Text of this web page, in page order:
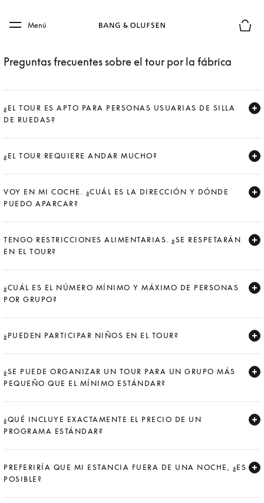
Skip to main footer
Menú
Preguntas frecuentes sobre el tour por la fábrica
¿EL TOUR ES APTO PARA PERSONAS USUARIAS DE SILLA
DE RUEDAS?
¿EL TOUR REQUIERE ANDAR MUCHO?
VOY EN MI COCHE. ¿CUÁL ES LA DIRECCIÓN Y DÓNDE
PUEDO APARCAR?
TENGO RESTRICCIONES ALIMENTARIAS. ¿SE RESPETARÁN
EN EL TOUR?
¿CUÁL ES EL NÚMERO MÍNIMO Y MÁXIMO DE PERSONAS
POR GRUPO?
¿PUEDEN PARTICIPAR NIÑOS EN EL TOUR?
¿SE PUEDE ORGANIZAR UN TOUR PARA UN GRUPO MÁS
PEQUEÑO QUE EL MÍNIMO ESTÁNDAR?
¿QUÉ INCLUYE EXACTAMENTE EL PRECIO DE UN
PROGRAMA ESTÁNDAR?
PREFERIRÍA QUE MI ESTANCIA FUERA DE UNA NOCHE, ¿ES
POSIBLE?